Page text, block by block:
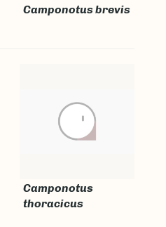
Camponotus brevis
Camponotus
thoracicus